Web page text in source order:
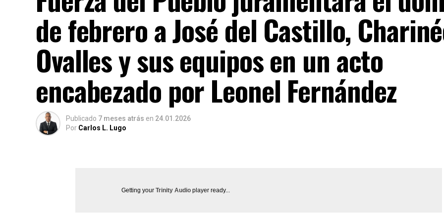
de febrero a José del Castillo,
Ovalles y sus equipos en un acto
encabezado por Leonel Fernández
Publicado 7 meses atrás en 24.01.2026
Por Carlos L. Lugo
Getting yourTrinity Audio player ready...